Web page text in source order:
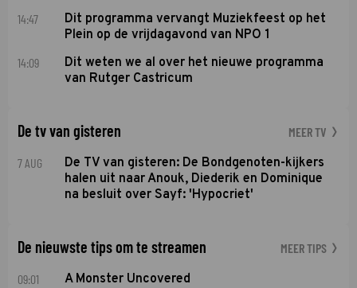
14:47
Dit programma vervangt Muziekfeest op het
Plein op de vrijdagavond van NPO 1
14:09
Dit weten we al over het nieuwe programma
van Rutger Castricum
De tv van gisteren MEER TV
7 AUG
De TV van gisteren: De Bondgenoten-kijkers
halen uit naar Anouk, Diederik en Dominique
na besluit over Sayf: 'Hypocriet'
De nieuwste tips om te streamen MEER TIPS
09:01 A Monster Uncovered